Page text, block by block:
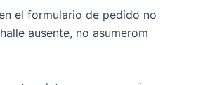
el formulario de pedido no
ausente, no asumerom